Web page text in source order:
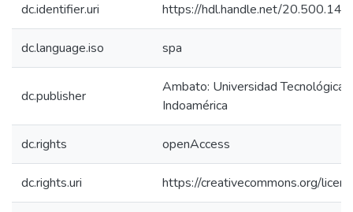
dc.identifier.uri https://hdl.handle.net/
dc.language.iso spa
dc.publisher
Ambato: Universidad Tecnológica
Indoamérica
dc.rights openAccess
dc.rights.uri https://creativecommons.org/